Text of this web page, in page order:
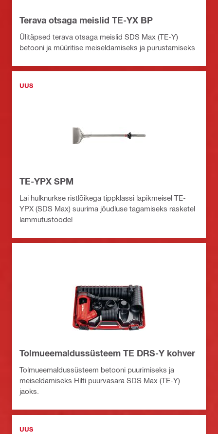
Terava otsaga meislid TE-YX BP
Ülitäpsed terava otsaga meislid SDS Max (TE-Y)
betooni ja müüritise meiseldamiseks ja purustamiseks
UUS
TE-YPX SPM
Lai hulknurkse ristlõikega tippklassi lapikmeisel TE-
YPX (SDS Max) suurima jõudluse tagamiseks rasketel
lammutustöödel
Tolmueemaldussüsteem TE DRS-Y kohver
Tolmueemaldussüsteem betooni puurimiseks ja
meiseldamiseks Hilti puurvasara SDS Max (TE-Y)
jaoks.
UUS